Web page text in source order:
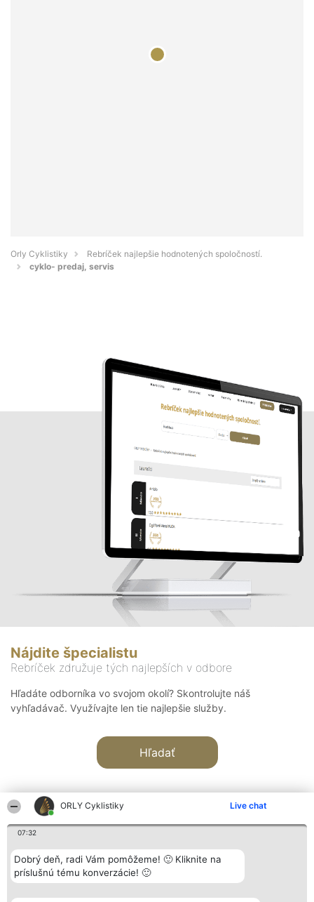
ORLY Cyklistiky Live chat
07:32
Dobrý deň, radi Vám pomôžeme! 🙂 Kliknite na
príslušnú tému konverzácie! 🙂
Orly Cyklistiky
Rebríček najlepšie hodnotených spoločností.
cyklo- predaj, servis
Nájdite špecialistu
Rebríček združuje tých najlepších v odbore
Hľadáte odborníka vo svojom okolí? Skontrolujte náš
vyhľadávač. Využívajte len tie najlepšie služby.
Hľadať
Organizátor hodnotenia
Bright Side Solutions sp. z o.
o. sp. k.
Wrocław 50-079
Hodnotenie
Laureáti
Lista
Laureatów
Kontakt
Kontakt